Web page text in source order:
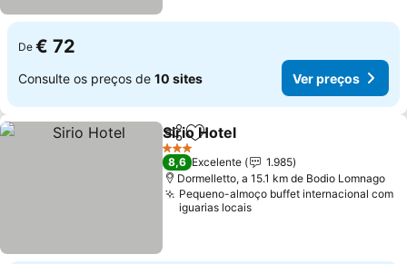
De € 72
Consulte os preços de 10 sites Ver preços
PartilharAdicionar aos favoritos
Sirio Hotel
3 Estrelas
8,6 Excelente
1.985
Dormelletto, a 15.1 km de Bodio Lomnago
Pequeno-almoço buffet internacional com
iguarias locais